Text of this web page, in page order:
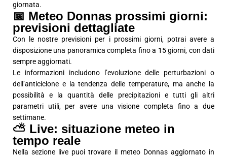
giornata.
📅 Meteo Donnas prossimi giorni:
previsioni dettagliate
Con le nostre previsioni per i prossimi giorni, potrai avere a
disposizione una panoramica completa fino a 15 giorni, con dati
sempre aggiornati.
Le informazioni includono l’evoluzione delle perturbazioni o
dell’anticiclone e la tendenza delle temperature, ma anche la
possibilità e la quantità delle precipitazioni e tutti gli altri
parametri utili, per avere una visione completa fino a due
settimane.
⛅ Live: situazione meteo in
tempo reale
Nella sezione live puoi trovare il meteo Donnas aggiornato in